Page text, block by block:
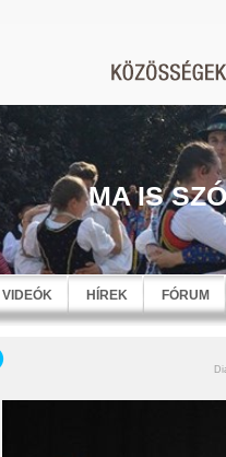
MA IS
VIDEÓK HÍREK FÓRUM